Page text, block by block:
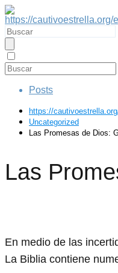
Posts
https://
Uncategorized
Las Promesas de Dios:
Las
En medio de las
La Biblia contiene